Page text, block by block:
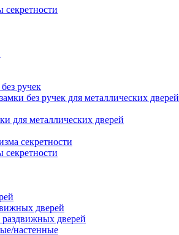
ручек
без ручек для металлических дверей
для металлических дверей
секретности
дверей
дверей
настенные